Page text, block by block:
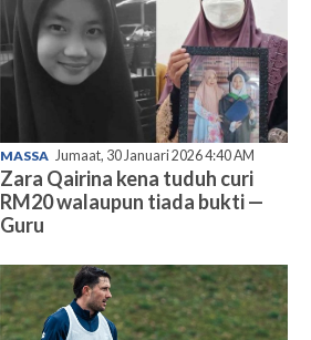
MASSA Jumaat, 30 Januari 2026 4:40 AM
Zara Qairina kena tuduh curi
RM20 walaupun tiada bukti —
Guru